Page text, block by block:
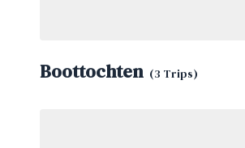
Boottochten (3 Trips)